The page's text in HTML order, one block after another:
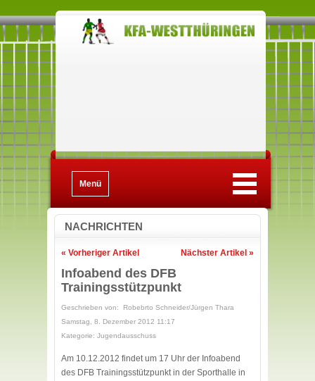
Menü
NACHRICHTEN
Nächster Artikel »
« Vorheriger Artikel
Infoabend des DFB
Trainingsstützpunkt
Geschrieben von: Robebrto Schneider/Jürgen Thara
Samstag, 8. Dezember 2012 11:17
Kategorie: Jugendausschuss
Am 10.12.2012 findet um 17 Uhr der Infoabend
des DFB Trainingsstützpunkt in der Sporthalle in